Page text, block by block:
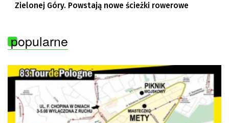
Zielonej Góry. Powstają nowe ścieżki rowerowe
popularne